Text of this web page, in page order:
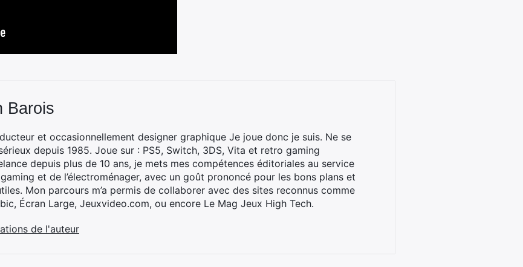
Barois
et occasionnellement designer graphique Je joue donc je suis. Ne se
depuis 1985. Joue sur : PS5, Switch, 3DS, Vita et retro gaming
depuis plus de 10 ans, je mets mes compétences éditoriales au service
et de l’électroménager, avec un goût prononcé pour les bons plans et
Mon parcours m’a permis de collaborer avec des sites reconnus comme
Écran Large, Jeuxvideo.com, ou encore Le Mag Jeux High Tech.
de l'auteur